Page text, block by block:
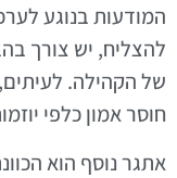
המודעות בנוגע
להצליח, יש צורך
של הקהילה. לעיתים,
חוסר אמון כלפי
אתגר נוסף הוא